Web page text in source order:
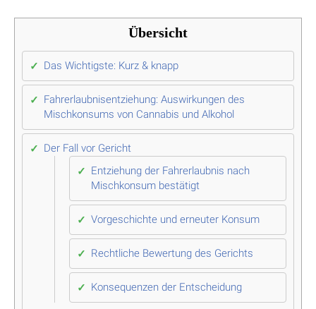
Übersicht
Das Wichtigste: Kurz & knapp
Fahrerlaubnisentziehung: Auswirkungen des
Mischkonsums von Cannabis und Alkohol
Der Fall vor Gericht
Entziehung der Fahrerlaubnis nach
Mischkonsum bestätigt
Vorgeschichte und erneuter Konsum
Rechtliche Bewertung des Gerichts
Konsequenzen der Entscheidung